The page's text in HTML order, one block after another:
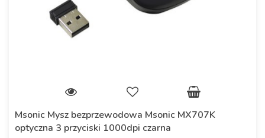
Msonic Mysz bezprzewodowa Msonic MX707K
optyczna 3 przyciski 1000dpi czarna